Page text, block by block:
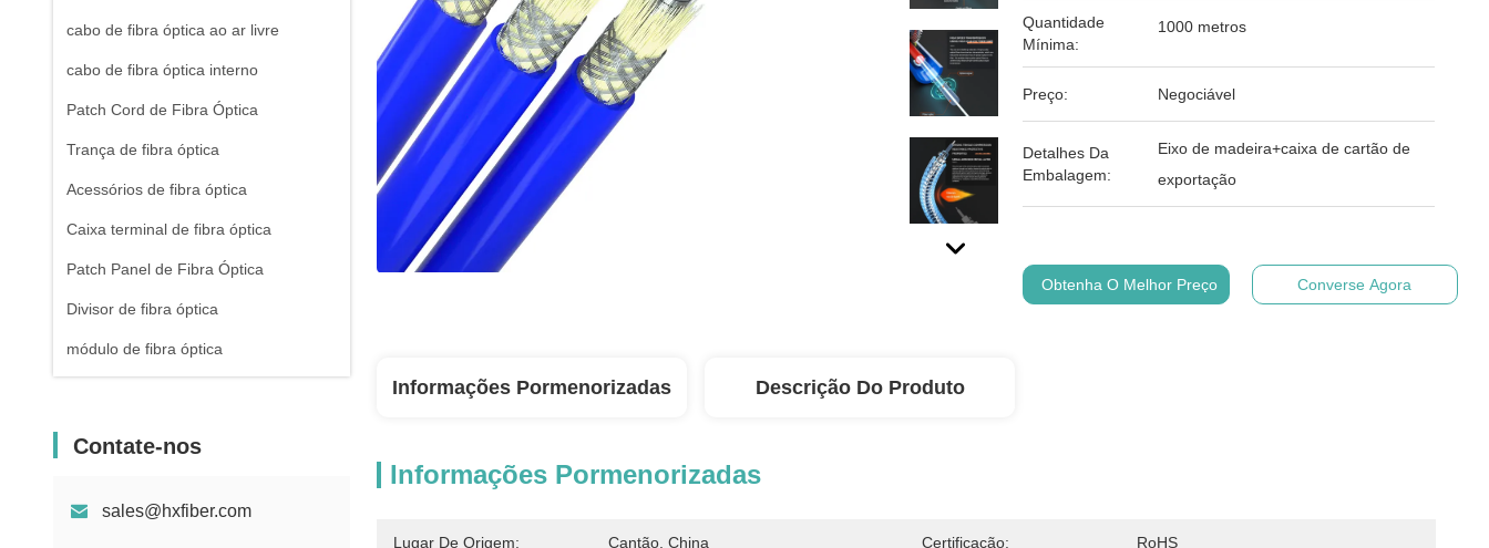
cabo de fibra óptica ao ar livre
cabo de fibra óptica interno
Patch Cord de Fibra Óptica
Trança de fibra óptica
Acessórios de fibra óptica
Caixa terminal de fibra óptica
Patch Panel de Fibra Óptica
Divisor de fibra óptica
módulo de fibra óptica
Contate-nos
sales@hxfiber.com
Quantidade
Mínima:
1000 metros
Preço: Negociável
Detalhes Da
Embalagem:
Eixo de madeira+caixa de cartão de
exportação
Obtenha O Melhor Preço Converse Agora
Informações Pormenorizadas Descrição Do Produto
Informações Pormenorizadas
Lugar De Origem: Cantão, China Certificação: RoHS